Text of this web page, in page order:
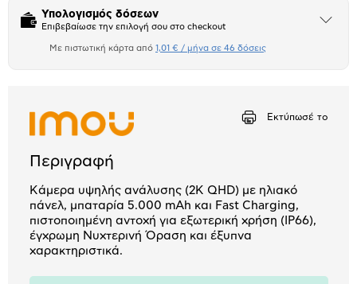
Υπολογισμός δόσεων
Επιβεβαίωσε την επιλογή σου στο checkout
Άνοιξε
Με πιστωτική κάρτα από 1,01 € / μήνα σε 46 δόσεις
Εκτύπωσέ το
Περιγραφή
Kάμερα υψηλής ανάλυσης (2Κ QHD) με ηλιακό
πάνελ, μπαταρία 5.000 mAh και Fast Charging,
πιστοποιημένη αντοχή για εξωτερική χρήση (IP66),
έγχρωμη Νυχτερινή Όραση και έξυπνα
χαρακτηριστικά.